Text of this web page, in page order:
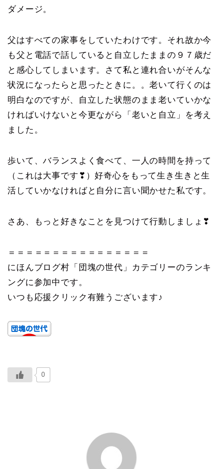
ダメージ。
父はすべての家事をしていたわけです。それ故か今
も父と電話で話していると自立したままの９７歳だ
と感心してしまいます。さて私と連れ合いがそんな
状況になったらと思ったときに。。老いて行くのは
明白なのですが、自立した状態のまま老いていかな
ければいけないと今更ながら「老いと自立」を考え
ました。
歩いて、バランスよく食べて、一人の時間を持って
（これは大事です❣）好奇心をもって生き生きと生
活していかなければと自分に言い聞かせた私です。
さあ、もっと好きなことを見つけて行動しましょ❣
＝＝＝＝＝＝＝＝＝＝＝＝＝＝＝＝
にほんブログ村「団塊の世代」カテゴリーのランキ
ングに参加中です。
いつも応援クリック有難うございます♪
0